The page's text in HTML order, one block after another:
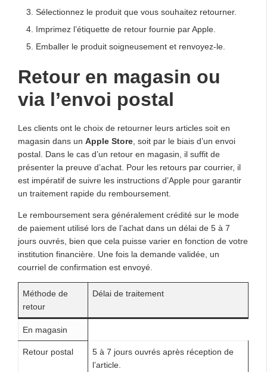
Sélectionnez le produit que vous souhaitez retourner.
Imprimez l’étiquette de retour fournie par Apple.
Emballer le produit soigneusement et renvoyez-le.
Retour en magasin ou
via l’envoi postal
Les clients ont le choix de retourner leurs articles soit en
magasin dans un Apple Store , soit par le biais d’un envoi
postal. Dans le cas d’un retour en magasin, il suffit de
présenter la preuve d’achat. Pour les retours par courrier, il
est impératif de suivre les instructions d’Apple pour garantir
un traitement rapide du remboursement.
Le remboursement sera généralement crédité sur le mode
de paiement utilisé lors de l’achat dans un délai de 5 à 7
jours ouvrés, bien que cela puisse varier en fonction de votre
institution financière. Une fois la demande validée, un
courriel de confirmation est envoyé.
Méthode de
retour
Délai de traitement
En magasin
Retour postal
5 à 7 jours ouvrés après réception de
l’article.